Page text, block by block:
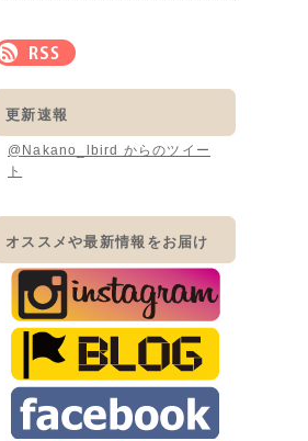
更新速報
@Nakano_lbird からのツイー
ト
オススメや最新情報をお届け